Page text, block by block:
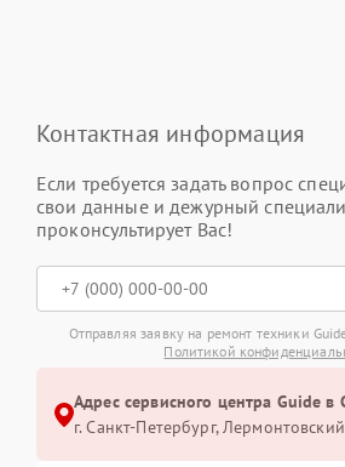
Контактная информация
Если требуется задать вопрос
свои данные и дежурный
проконсультирует Вас!
Отправляя заявку на ремонт техники
Политикой
Адрес сервисного центра Guide в
г. Санкт-Петербург,